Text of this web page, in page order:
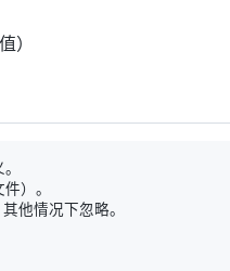
）